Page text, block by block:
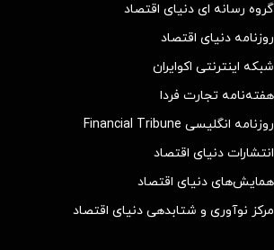
گروه رسانه ای دنیای اقتصاد
روزنامه دنیای اقتصاد
شبکه اینترنتی اکوایران
هفته‌نامه تجارت فردا
روزنامه انگلیسی Financial Tribune
انتشارات دنیای اقتصاد
همایش‌های دنیای اقتصاد
مرکز نوآوری و شتابدهی دنیای اقتصاد